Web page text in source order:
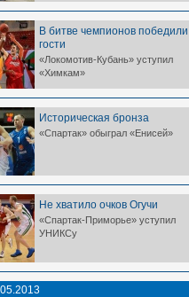
В битве чемпионов победили
гости
«Локомотив-Кубань» уступил
«Химкам»
Историческая бронза
«Спартак» обыграл «Енисей»
Не хватило очков Огучи
«Спартак-Приморье» уступил
УНИКСу